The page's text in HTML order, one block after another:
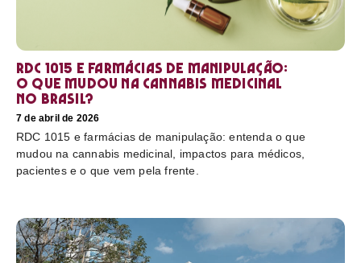
RDC 1015 e farmácias de manipulação:
o que mudou na cannabis medicinal
no Brasil?
7 de abril de 2026
RDC 1015 e farmácias de manipulação: entenda o que
mudou na cannabis medicinal, impactos para médicos,
pacientes e o que vem pela frente.